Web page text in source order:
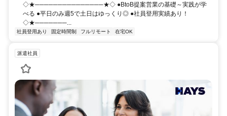
◇★───────────────★◇ ●BtoB提案営業の基礎～実践が学
べる ●平日のみ週5で土日はゆっくり◎ ●社員登用実績あり！
◇★───────...
社員登用あり 固定時間制 フルリモート 在宅OK
派遣社員